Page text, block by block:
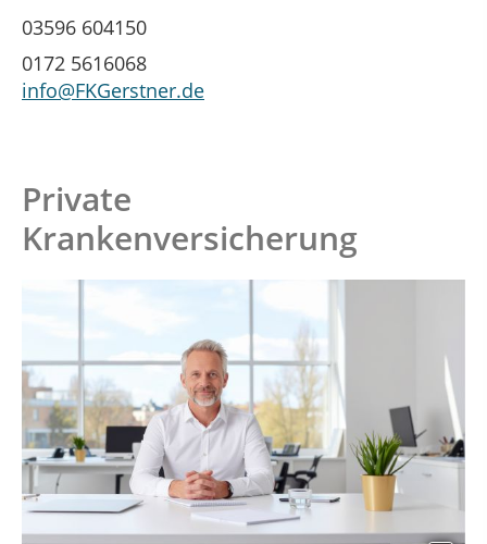
03596 604150
0172 5616068
info@FKGerstner.de
Private
Krankenversicherung